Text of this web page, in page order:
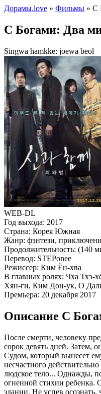
Дорамы.love » Фильмы » С
С Богами: Два
Singwa hamkke: joewa beol
WEB-DL
Год выхода: 2017
Страна: Корея Южная
Жанр: фэнтези,
Продолжительность: (140
Перевод: STEPonee
Режиссер: Ким Ён-хва
В главных ролях: Чха Тхэ-
Хян-ги, Ким Дон-ук, О
Премьера: 20 декабря 2017
Описание С
После смерти, человеку
сорок девять дней. Затем,
Судом, который вынесет
несчастного
людское тело... Однажды,
огненной стихии ребенка.
здании. Не успев